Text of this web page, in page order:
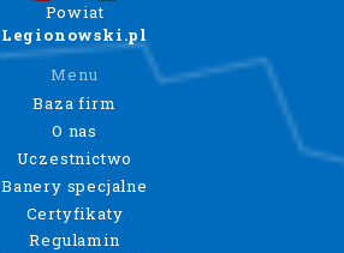
Powiat
Legionowski.pl
Menu
Baza firm
O nas
Uczestnictwo
Banery specjalne
Certyfikaty
Regulamin